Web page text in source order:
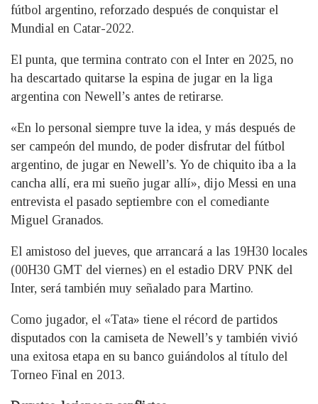
fútbol argentino, reforzado después de conquistar el
Mundial en Catar-2022.
El punta, que termina contrato con el Inter en 2025, no
ha descartado quitarse la espina de jugar en la liga
argentina con Newell’s antes de retirarse.
«En lo personal siempre tuve la idea, y más después de
ser campeón del mundo, de poder disfrutar del fútbol
argentino, de jugar en Newell’s. Yo de chiquito iba a la
cancha allí, era mi sueño jugar allí», dijo Messi en una
entrevista el pasado septiembre con el comediante
Miguel Granados.
El amistoso del jueves, que arrancará a las 19H30 locales
(00H30 GMT del viernes) en el estadio DRV PNK del
Inter, será también muy señalado para Martino.
Como jugador, el «Tata» tiene el récord de partidos
disputados con la camiseta de Newell’s y también vivió
una exitosa etapa en su banco guiándolos al título del
Torneo Final en 2013.